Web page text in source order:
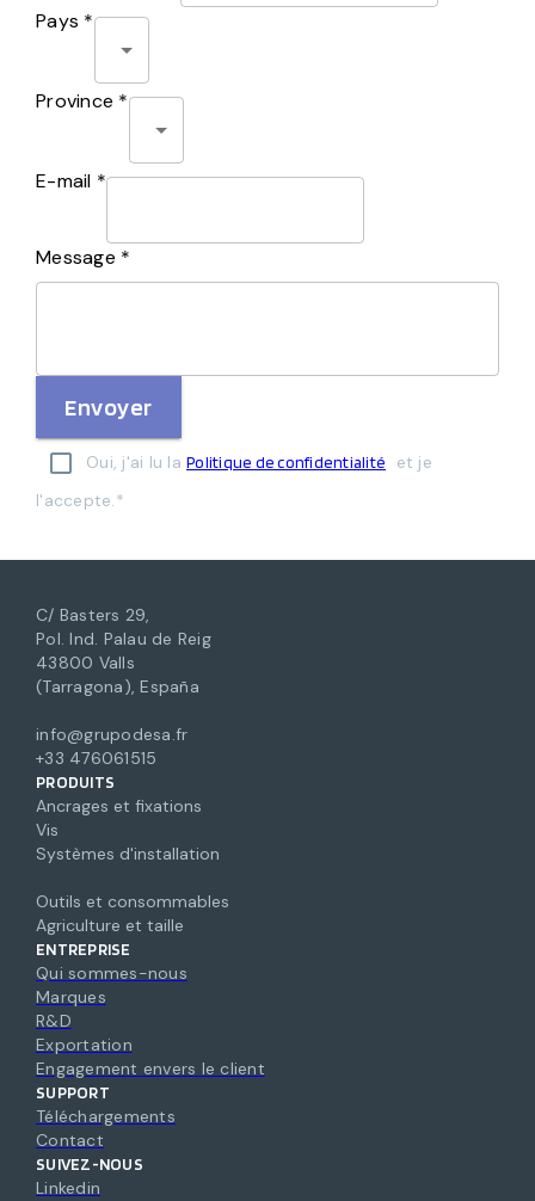
Pays *
Province *
E-mail *
Message *
Envoyer
Oui, j'ai lu la Politique de confidentialité
et je
l'accepte.*
C/ Basters 29,
Pol. Ind. Palau de Reig
43800 Valls
(Tarragona), España
info@grupodesa.fr
+33 476061515
PRODUITS
Ancrages et fixations
Vis
Systèmes d'installation
Outils et consommables
Agriculture et taille
ENTREPRISE
Qui sommes-nous
Marques
R&D
Exportation
Engagement envers le client
SUPPORT
Téléchargements
Contact
SUIVEZ-NOUS
Linkedin